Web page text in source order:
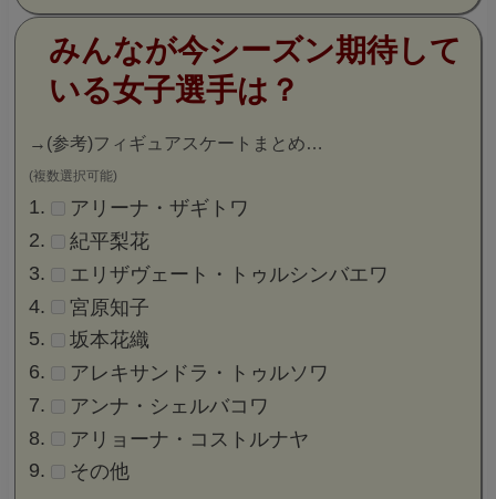
みんなが今シーズン期待して
いる女子選手は？
→ (参考)フィギュアスケートまとめ…
(複数選択可能)
アリーナ・ザギトワ
紀平梨花
エリザヴェート・トゥルシンバエワ
宮原知子
坂本花織
アレキサンドラ・トゥルソワ
アンナ・シェルバコワ
アリョーナ・コストルナヤ
その他